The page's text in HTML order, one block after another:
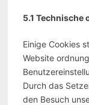
5.1 Technische
Einige Cookies
Website
Durch das
den Besuch